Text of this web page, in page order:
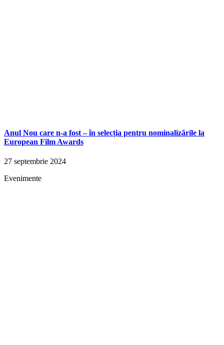
Anul Nou care n-a fost – în selecția pentru nominalizările la
European Film Awards
27 septembrie 2024
Evenimente